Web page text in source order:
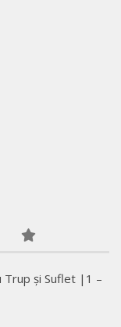
Trup și Suflet |1 –